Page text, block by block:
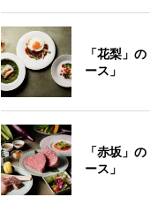
「花梨」
ース」
「赤坂」
ース」